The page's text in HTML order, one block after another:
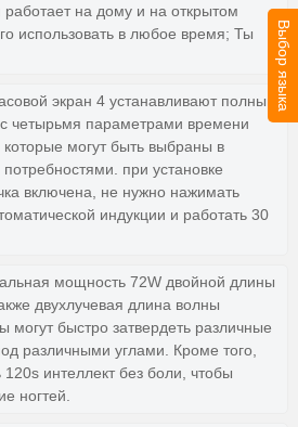
на дому и на открытом
использовать в любое время; Ты
экран 4 устанавливают полный
четырьмя параметрами времени
могут быть выбраны в
при установке
включена, не нужно нажимать
индукции и работать 30
мощность 72W двойной длины
двухлучевая длина волны
быстро затвердеть различные
различными углами. Кроме того,
интеллект без боли, чтобы
ногтей.
Выбор языка